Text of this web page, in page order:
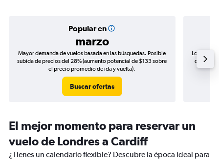
Popular en
marzo
Mayor demanda de vuelos basada en las búsquedas. Posible
subida de precios del 28% (aumento potencial de $133 sobre
el precio promedio de ida y vuelta).
Buscar ofertas
Los
de
El mejor momento para reservar un
vuelo de Londres a Cardiff
¿Tienes un calendario flexible? Descubre la época ideal para